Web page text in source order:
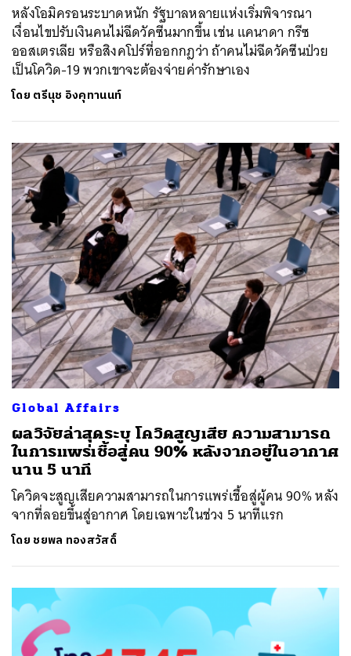
หลังโอมิครอนระบาดหนัก รัฐบาลหลายแห่งเริ่มพิจารณา
เงื่อนไขปรับเงินคนไม่ฉีดวัคซีนมากขึ้น เช่น แคนาดา กรีซ
ออสเตรเลีย หรือสิงคโปร์ที่ออกกฎว่า ถ้าคนไม่ฉีดวัคซีนป่วย
เป็นโควิด-19 พวกเขาจะต้องจ่ายค่ารักษาเอง
โดย ตรีนุช อิงคุทานนท์
Global Affairs
ผลวิจัยล่าสุดระบุ โควิดสูญเสีย ความสามารถ
ในการแพร่เชื้อสู่คน 90% หลังจากอยู่ในอากาศ
นาน 5 นาที
โควิดจะสูญเสียความสามารถในการแพร่เชื้อสู่ผู้คน 90% หลัง
จากที่ลอยขึ้นสู่อากาศ โดยเฉพาะในช่วง 5 นาทีแรก
โดย ชยพล ทองสวัสดิ์